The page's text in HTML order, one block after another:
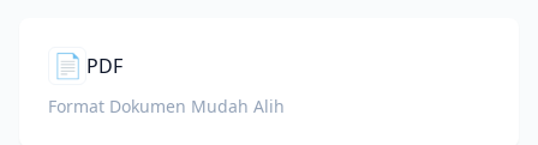
📄 PDF
Format Dokumen Mudah Alih